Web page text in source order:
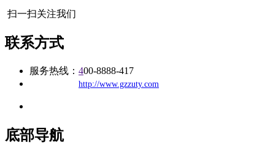
扫一扫关注我们
联系方式
服务热线： 400-8888-417
http://www.gzzuty.com
底部导航